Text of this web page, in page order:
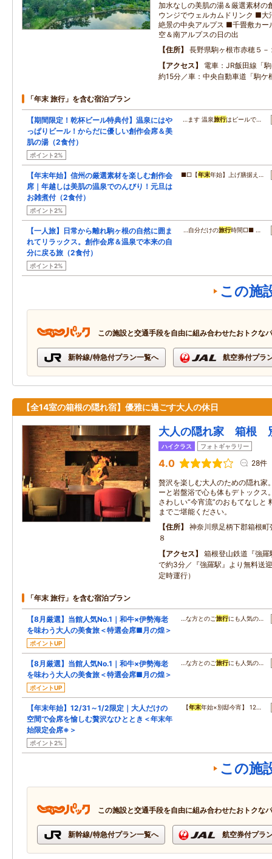
加水なしの美肌の湯＆厳選素材
ウンジでウェルカムドリンク ■大
絶景の中央アルプス ■千畳敷カ
空＆南アルプスの日の出
住所
長野県駒ヶ根市赤穂５－
アクセス
電車：JR飯田線「
約15分／車：中央自動車道「駒ケ
「年末 旅行」を含む宿泊プラン
【期間限定！乾杯ビール特典付】温泉にはや
っぱりビール！からだに優しい創作会席＆美
肌の湯（2食付）
ポイント2%
…ます 温泉旅行はビールで…
【年末年始】信州の厳選素材を楽しむ創作会
席｜年越しは美肌の温泉でのんびり！元旦は
お雑煮付（2食付）
ポイント2%
■□【年末年始】上げ膳据え…
【一人旅】日常から離れ駒ヶ根の自然に囲ま
れてリラックス。創作会席＆温泉で本来の自
分に戻る旅（2食付）
ポイント2%
…自分だけの旅行時間□■ …
この施
この施設と交通手段を自由に組み合わせたおトクな
新幹線/特急付プラン一覧へ 航空券付プラ
【全14室の箱根の隠れ宿】優雅に過ごす大人の休日
大人の隠れ家 箱根
ハイクラス フォトギャラリー
4.0 28件
贅沢を楽しむ大人のための隠れ家
ーと岩盤浴で心も体もデトックス
さわしい“今宵流”のおもてなしと
までご堪能ください。
住所
神奈川県足柄下郡箱根
８
アクセス
箱根登山鉄道『強
で約3分／『強羅駅』より無料送
定時運行）
「年末 旅行」を含む宿泊プラン
【8月厳選】当館人気No.1｜和牛×伊勢海老
を味わう大人の美食旅＜特選会席■月の煌＞
ポイントUP
…な方とのご旅行にも人気の…
【8月厳選】当館人気No.1｜和牛×伊勢海老
を味わう大人の美食旅＜特選会席■月の煌＞
ポイントUP
…な方とのご旅行にも人気の…
【年末年始】12/31～1/2限定｜大人だけの
空間で会席を愉しむ贅沢なひととき＜年末年
始限定会席※＞
ポイント2%
【年末年始×別邸今宵】 12…
この施
この施設と交通手段を自由に組み合わせたおトクな
新幹線/特急付プラン一覧へ 航空券付プラ